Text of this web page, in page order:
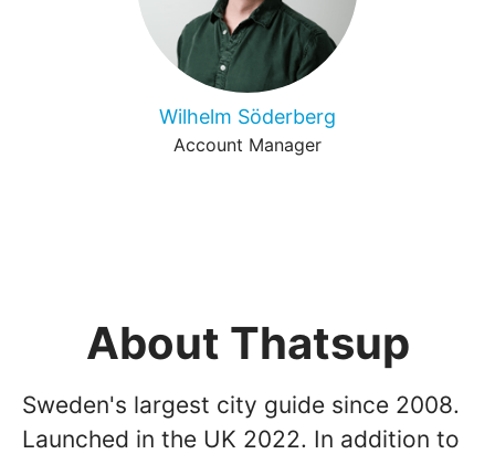
Wilhelm Söderberg
Account Manager
About Thatsup
Sweden's largest city guide since 2008.
Launched in the UK 2022. In addition to